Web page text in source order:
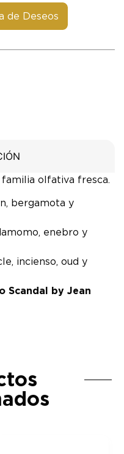
de Deseos
olfativa fresca.
bergamota y
enebro y
incienso, oud y
Scandal by Jean